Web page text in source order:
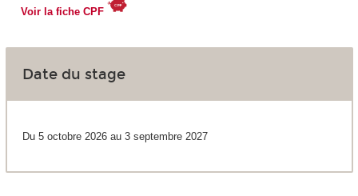
Voir la fiche CPF
Date du stage
Du 5 octobre 2026 au 3 septembre 2027